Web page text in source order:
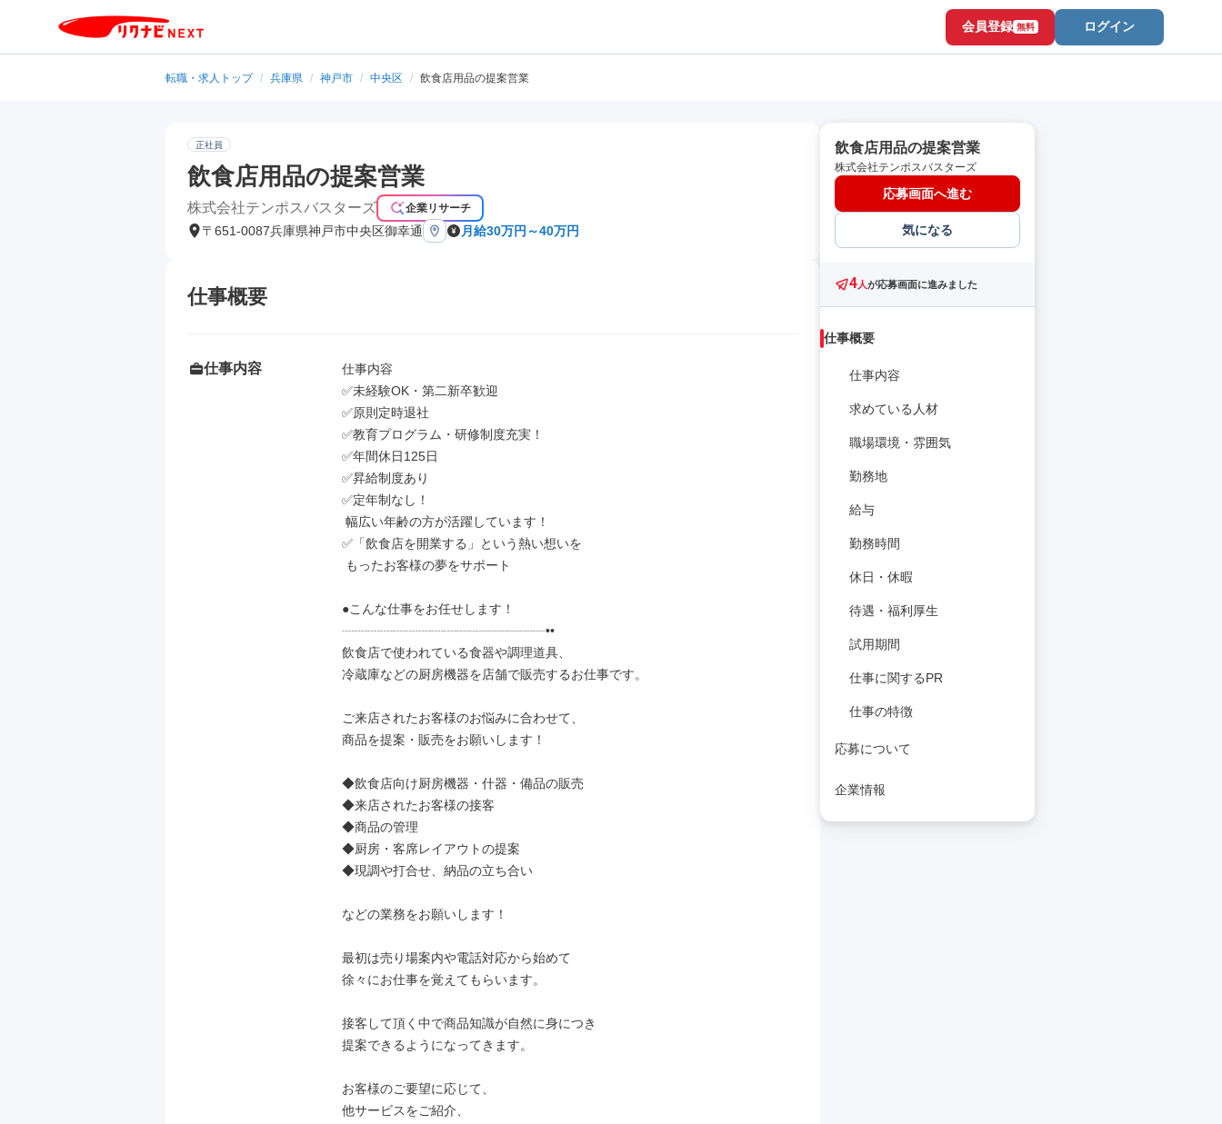
会員登録 無料 ログイン
転職・求人トップ / 兵庫県 / 神戸市 / 中央区 / 飲食店用品の提案営業
正社員
飲食店用品の提案営業
株式会社テンポスバスターズ 企業リサーチ
〒651-0087兵庫県神戸市中央区御幸通 月給30万円～40万円
仕事概要
仕事内容
仕事内容
✅未経験OK・第二新卒歓迎
✅原則定時退社
✅教育プログラム・研修制度充実！
✅年間休日125日
✅昇給制度あり
✅定年制なし！
✅「飲食店を開業する」という熱い想いを
●こんな仕事をお任せします！
┈┈┈┈┈┈┈┈┈┈┈┈┈┈┈┈••
飲食店で使われている食器や調理道具、
冷蔵庫などの厨房機器を店舗で販売するお仕事です。
ご来店されたお客様のお悩みに合わせて、
商品を提案・販売をお願いします！
◆飲食店向け厨房機器・什器・備品の販売
◆来店されたお客様の接客
◆商品の管理
◆厨房・客席レイアウトの提案
◆現調や打合せ、納品の立ち合い
などの業務をお願いします！
最初は売り場案内や電話対応から始めて
徐々にお仕事を覚えてもらいます。
接客して頂く中で商品知識が自然に身につき
提案できるようになってきます。
お客様のご要望に応じて、
他サービスをご紹介、
飲食店用品の提案営業
株式会社テンポスバスターズ
応募画面へ進む
気になる
4人が応募画面に進みました
仕事概要
仕事内容
求めている人材
職場環境・雰囲気
勤務地
給与
勤務時間
休日・休暇
待遇・福利厚生
試用期間
仕事に関するPR
仕事の特徴
応募について
企業情報